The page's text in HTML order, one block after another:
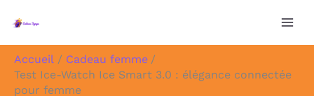
Accueil
Cadeau femme
Test Ice-Watch Ice Smart 3.0 : élégance connectée
pour femme